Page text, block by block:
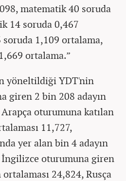
matematik 40 soruda
14 soruda 0,467
1,109 ortalama,
ortalama.”
yöneltildiği YDT'nin
giren 2 bin 208 adayın
oturumuna katılan
11,727,
yer alan bin 4 adayın
İngilizce oturumuna giren
24,824, Rusça